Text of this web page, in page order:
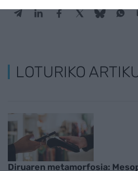
LOTURIKO
Diruaren metamorfosia: